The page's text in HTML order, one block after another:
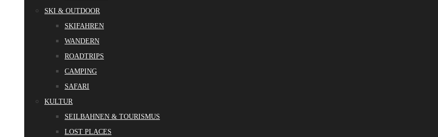
SKI & OUTDOOR
SKIFAHREN
WANDERN
ROADTRIPS
CAMPING
SAFARI
KULTUR
SEILBAHNEN & TOURISMUS
LOST PLACES